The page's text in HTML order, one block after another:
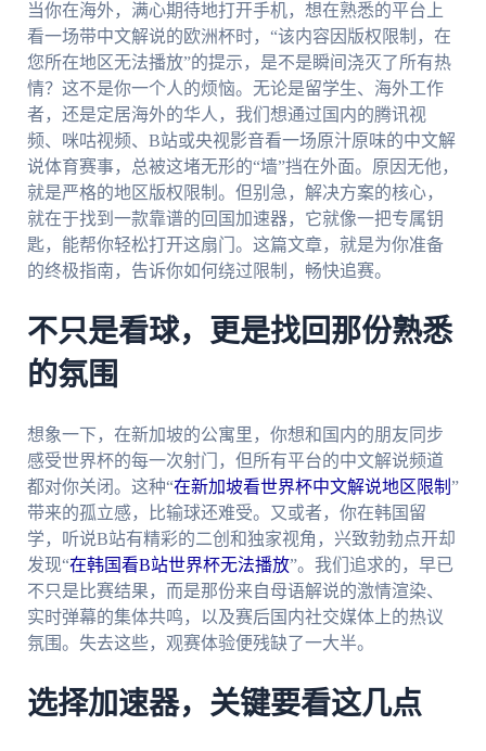
当你在海外，满心期待地打开手机，想在熟悉的平台上
看一场带中文解说的欧洲杯时，“该内容因版权限制，在
您所在地区无法播放”的提示，是不是瞬间浇灭了所有热
情？这不是你一个人的烦恼。无论是留学生、海外工作
者，还是定居海外的华人，我们想通过国内的腾讯视
频、咪咕视频、B站或央视影音看一场原汁原味的中文解
说体育赛事，总被这堵无形的“墙”挡在外面。原因无他，
就是严格的地区版权限制。但别急，解决方案的核心，
就在于找到一款靠谱的回国加速器，它就像一把专属钥
匙，能帮你轻松打开这扇门。这篇文章，就是为你准备
的终极指南，告诉你如何绕过限制，畅快追赛。
不只是看球，更是找回那份熟悉
的氛围
想象一下，在新加坡的公寓里，你想和国内的朋友同步
感受世界杯的每一次射门，但所有平台的中文解说频道
都对你关闭。这种“在新加坡看世界杯中文解说地区限制 ”
带来的孤立感，比输球还难受。又或者，你在韩国留
学，听说B站有精彩的二创和独家视角，兴致勃勃点开却
发现“在韩国看B站世界杯无法播放”。我们追求的，早已
不只是比赛结果，而是那份来自母语解说的激情渲染、
实时弹幕的集体共鸣，以及赛后国内社交媒体上的热议
氛围。失去这些，观赛体验便残缺了一大半。
选择加速器，关键要看这几点